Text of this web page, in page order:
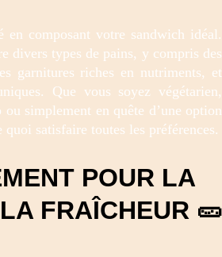
en composant votre sandwich idéal.
divers types de pains, y compris des
garnitures riches en nutriments, et
Que vous soyez végétarien,
ou simplement en quête d’une option
quoi satisfaire toutes les préférences.
POUR LA
FRAÎCHEUR 🥒